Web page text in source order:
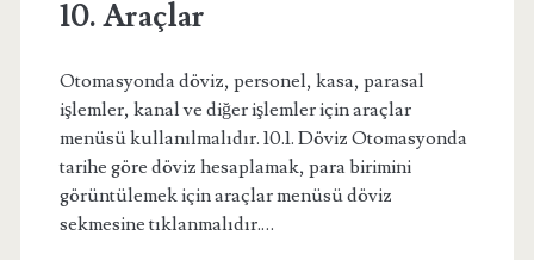
kayıt</span>
10. Araçlar
Otomasyonda döviz, personel, kasa, parasal
işlemler, kanal ve diğer işlemler için araçlar
menüsü kullanılmalıdır. 10.1. Döviz Otomasyonda
tarihe göre döviz hesaplamak, para birimini
görüntülemek için araçlar menüsü döviz
sekmesine tıklanmalıdır.…